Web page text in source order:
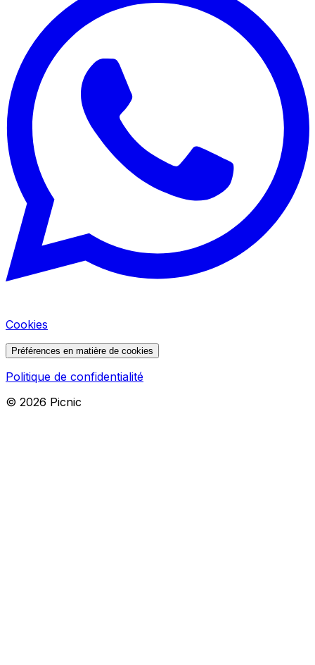
Cookies
Préférences en matière de cookies
Politique de confidentialité
© 2026 Picnic